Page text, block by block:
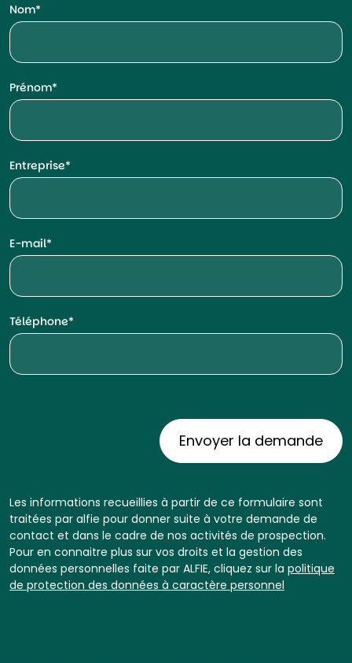
Nom
Prénom
Entreprise
E-mail
Téléphone
Les informations recueillies à partir de ce formulaire sont
traitées par alfie pour donner suite à votre demande de
contact et dans le cadre de nos activités de prospection.
Pour en connaitre plus sur vos droits et la gestion des
données personnelles faite par ALFIE, cliquez sur la politique
de protection des données à caractère personnel